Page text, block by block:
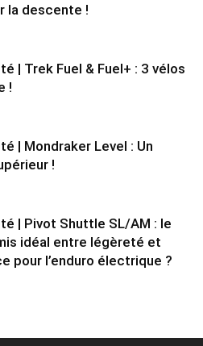
la descente !
| Trek Fuel & Fuel+ : 3 vélos
!
| Mondraker Level : Un
!
| Pivot Shuttle SL/AM : le
idéal entre légèreté et
pour l’enduro électrique ?